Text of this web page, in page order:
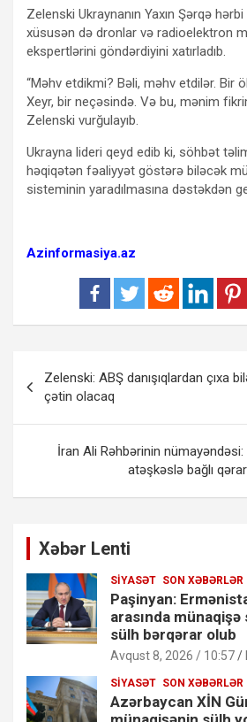
Zelenski Ukraynanın Yaxın Şərqə
xüsusən də dronlar və radioelektron
ekspertlərini göndərdiyini xatırladıb.
“Məhv etdikmi? Bəli, məhv etdilər. Bir
Xeyr, bir neçəsində. Və bu, mənim
Zelenski vurğulayıb.
Ukrayna lideri qeyd edib ki, söhbət
həqiqətən fəaliyyət göstərə biləcək
sisteminin yaradılmasına dəstəkdən
Azinformasiya.az
naviqasiyası
Zelenski: ABŞ danışıqlardan çıxa
çətin olacaq
İran Ali Rəhbərinin
atəşkəslə bağlı
Xəbər Lenti
SIYASƏT SON XƏBƏRLƏR
Paşinyan:
arasında münaqişə
sülh bərqərar olub
Avqust 8, 2026 / 10:57
SIYASƏT SON XƏBƏRLƏR
Azərbaycan XİN